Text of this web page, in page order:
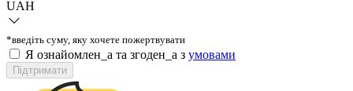
UAH
*введіть суму, яку хочете пожертвувати
Я ознайомлен_а та згоден_а з умовами
Підтримати